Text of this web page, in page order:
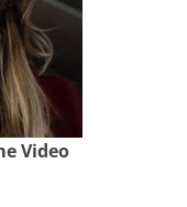
Video